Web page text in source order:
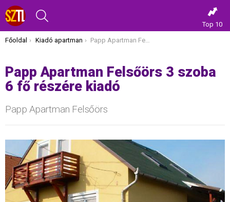
Top 10
Itt vagy most:
Főoldal Kiadó apartman Papp Apartman Felsőörs 3 szoba 6 fő részére kiadó
Papp Apartman Felsőörs 3 szoba
6 fő részére kiadó
Papp Apartman Felsőörs